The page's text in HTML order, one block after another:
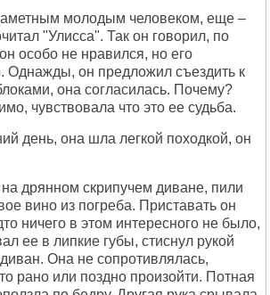
молодым человеком, еще –
"Улисса". Так он говорил, по
особо не нравился, но его
Однажды, он предложил съездить к
она согласилась. Почему?
чувствовала что это ее судьба.
день, она шла легкой походкой, он
дрянном скрипучем диване, пили
вино из погреба. Приставать он
ничего в этом интересного не было,
ее в липкие губы, стиснул рукой
Она не сопротивлялась,
рано или поздно произойти. Потная